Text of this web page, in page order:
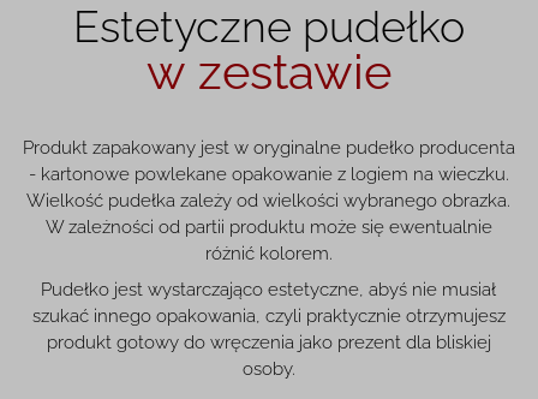
Estetyczne pudełko
w zestawie
Produkt zapakowany jest w oryginalne pudełko producenta
- kartonowe powlekane opakowanie z logiem na wieczku.
Wielkość pudełka zależy od wielkości wybranego obrazka.
W zależności od partii produktu może się ewentualnie
różnić kolorem.
Pudełko jest wystarczająco estetyczne, abyś nie musiał
szukać innego opakowania, czyli praktycznie otrzymujesz
produkt gotowy do wręczenia jako prezent dla bliskiej
osoby.